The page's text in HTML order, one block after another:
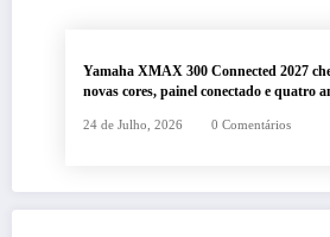
Yamaha XMAX 300 Connected 2027
novas cores, painel conectado e quatro
24 de Julho, 2026 0 Comentários